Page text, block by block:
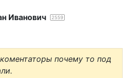
Иванович 2559
почему то под